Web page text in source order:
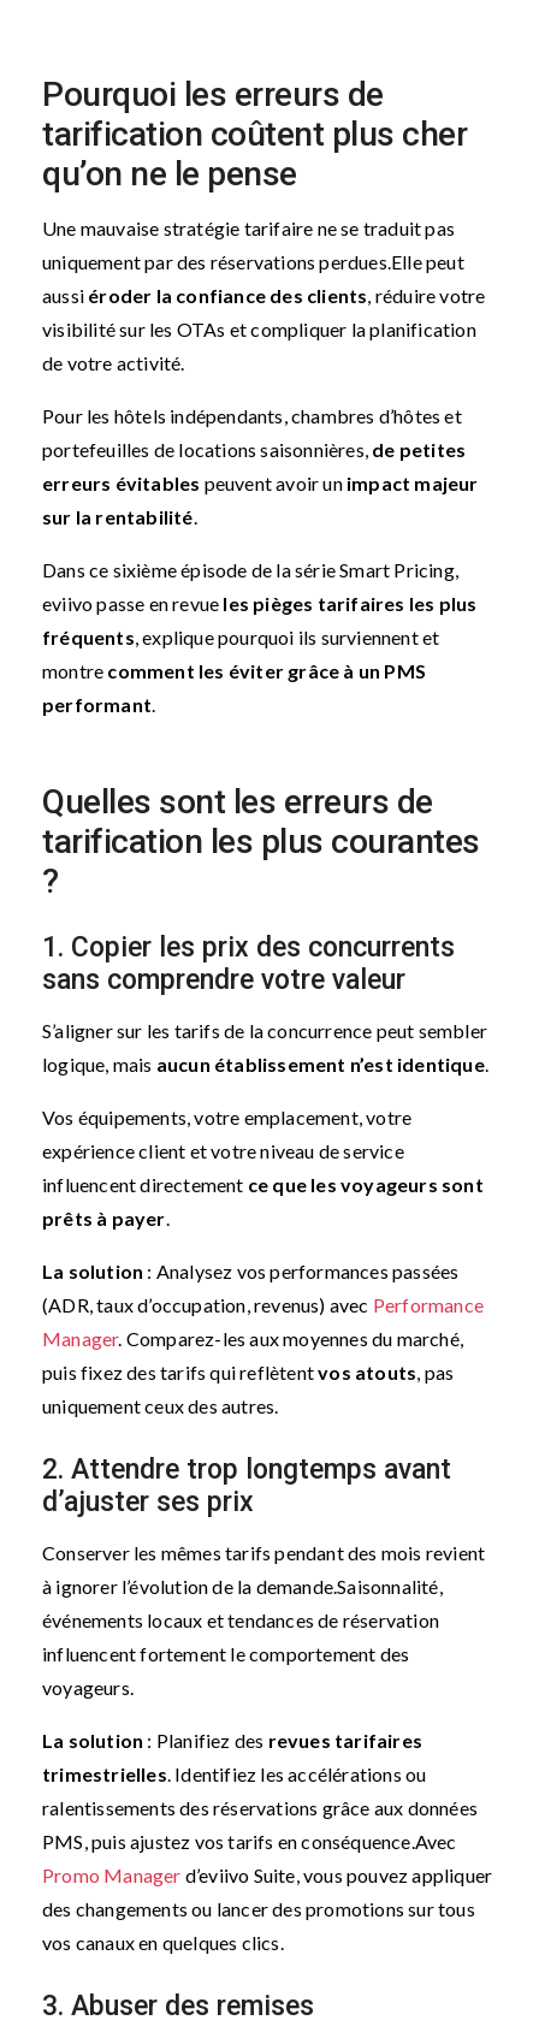
Pourquoi les erreurs de
tarification coûtent plus cher
qu’on ne le pense
Une mauvaise stratégie tarifaire ne se traduit pas
uniquement par des réservations perdues.Elle peut
aussi éroder la confiance des clients, réduire votre
visibilité sur les OTAs et compliquer la planification
de votre activité.
Pour les hôtels indépendants, chambres d’hôtes et
portefeuilles de locations saisonnières, de petites
erreurs évitables peuvent avoir un impact majeur
sur la rentabilité.
Dans ce sixième épisode de la série Smart Pricing,
eviivo passe en revue les pièges tarifaires les plus
fréquents, explique pourquoi ils surviennent et
montre comment les éviter grâce à un PMS
performant.
Quelles sont les erreurs de
tarification les plus courantes
?
1. Copier les prix des concurrents
sans comprendre votre valeur
S’aligner sur les tarifs de la concurrence peut sembler
logique, mais aucun établissement n’est identique.
Vos équipements, votre emplacement, votre
expérience client et votre niveau de service
influencent directement ce que les voyageurs sont
prêts à payer.
La solution : Analysez vos performances passées
(ADR, taux d’occupation, revenus) avec Performance
Manager. Comparez-les aux moyennes du marché,
puis fixez des tarifs qui reflètentvos atouts, pas
uniquement ceux des autres.
2. Attendre trop longtemps avant
d’ajuster ses prix
Conserver les mêmes tarifs pendant des mois revient
à ignorer l’évolution de la demande.Saisonnalité,
événements locaux et tendances de réservation
influencent fortement le comportement des
voyageurs.
La solution : Planifiez des revues tarifaires
trimestrielles. Identifiez les accélérations ou
ralentissements des réservations grâce aux données
PMS, puis ajustez vos tarifs en conséquence.Avec
Promo Manager d’eviivo Suite, vous pouvez appliquer
des changements ou lancer des promotions sur tous
vos canaux en quelques clics.
3. Abuser des remises